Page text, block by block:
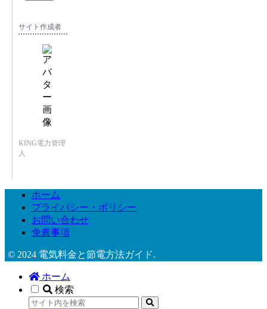
サイト作成者
KING電力管理
人
ホーム
プライバシー・ポリシー
お問い合わせ
免責事項
© 2024 電気料金と節電方法ガイド.
ホーム
検索